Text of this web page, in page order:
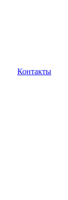
Контакты